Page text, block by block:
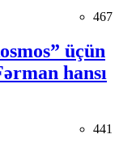
467
üçün
hansı
441